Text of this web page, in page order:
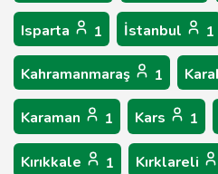
Isparta 1 İstanbul 1
Kahramanmaraş 1
Karaman 1 Kars 1
Kırıkkale 1 Kırklareli